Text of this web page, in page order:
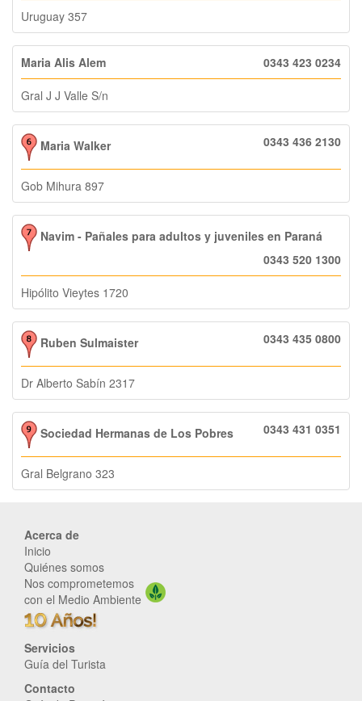
Uruguay 357
Maria Alis Alem 0343 423 0234
Gral J J Valle S/n
Maria Walker 0343 436 2130
Gob Mihura 897
Navim - Pañales para adultos y juveniles en Paraná
0343 520 1300
Hipólito Vieytes 1720
Ruben Sulmaister 0343 435 0800
Dr Alberto Sabín 2317
Sociedad Hermanas de Los Pobres 0343 431 0351
Gral Belgrano 323
Acerca de
Inicio
Quiénes somos
Nos comprometemos
con el Medio Ambiente
Servicios
Guía del Turista
Contacto